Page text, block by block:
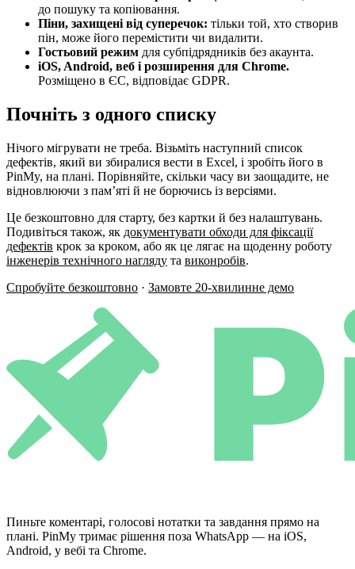
до пошуку та копіювання.
Піни, захищені від суперечок: тільки той, хто створив
пін, може його перемістити чи видалити.
Гостьовий режим для субпідрядників без акаунта.
iOS, Android, веб і розширення для Chrome.
Розміщено в ЄС, відповідає GDPR.
Почніть з одного списку
Нічого мігрувати не треба. Візьміть наступний список
дефектів, який ви збиралися вести в Excel, і зробіть його в
PinMy, на плані. Порівняйте, скільки часу ви заощадите, не
відновлюючи з пам’яті й не борючись із версіями.
Це безкоштовно для старту, без картки й без налаштувань.
Подивіться також, як документувати обходи для фіксації
дефектів крок за кроком, або як це лягає на щоденну роботу
інженерів технічного нагляду та виконробів.
Спробуйте безкоштовно · Замовте 20-хвилинне демо
Пиньте коментарі, голосові нотатки та завдання прямо на
плані. PinMy тримає рішення поза WhatsApp — на iOS,
Android, у вебі та Chrome.